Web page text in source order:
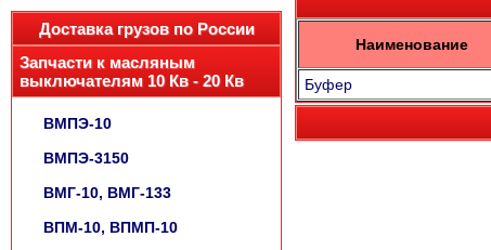
Доставка грузов по России
Запчасти к масляным
выключателям 10 Кв - 20 Кв
ВМПЭ-10
ВМПЭ-3150
ВМГ-10, ВМГ-133
ВПМ-10, ВПМП-10
Наименование
Буфер